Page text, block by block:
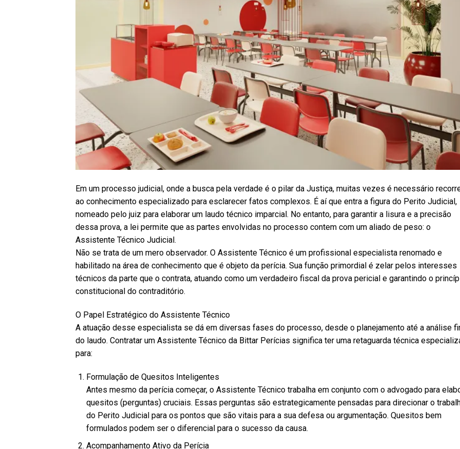
Em um processo judicial, onde a busca pela verdade é o pilar da Justiça, muitas vezes é necessário
ao conhecimento especializado para esclarecer fatos complexos. É aí que entra a figura do Perito Judicial,
nomeado pelo juiz para elaborar um laudo técnico imparcial. No entanto, para garantir a lisura e a precisão
dessa prova, a lei permite que as partes envolvidas no processo contem com um aliado de peso: o
Assistente Técnico Judicial.
Não se trata de um mero observador. O Assistente Técnico é um profissional especialista renomado e
habilitado na área de conhecimento que é objeto da perícia. Sua função primordial é zelar pelos interesses
técnicos da parte que o contrata, atuando como um verdadeiro fiscal da prova pericial e garantindo o
constitucional do contraditório.
O Papel Estratégico do Assistente Técnico
A atuação desse especialista se dá em diversas fases do processo, desde o planejamento até a análise
do laudo. Contratar um Assistente Técnico da Bittar Perícias significa ter uma retaguarda técnica
para:
Formulação de Quesitos Inteligentes
Antes mesmo da perícia começar, o Assistente Técnico trabalha em conjunto com o advogado para
quesitos (perguntas) cruciais. Essas perguntas são estrategicamente pensadas para direcionar o
do Perito Judicial para os pontos que são vitais para a sua defesa ou argumentação. Quesitos bem
formulados podem ser o diferencial para o sucesso da causa.
Acompanhamento Ativo da Perícia